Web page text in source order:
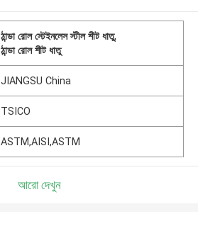
ঠান্ডা রোল স্টেইনলেস স্টীল শীট ধাতু,
ঠান্ডা রোল শীট ধাতু
JIANGSU China
TSICO
ASTM,AISI,ASTM
আরো দেখুন